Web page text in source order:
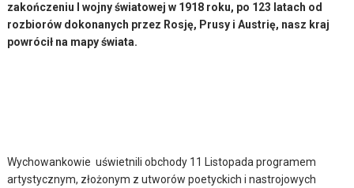
zakończeniu I wojny światowej w 1918 roku, po 123 latach od
rozbiorów dokonanych przez Rosję, Prusy i Austrię, nasz kraj
powrócił na mapy świata.
Wychowankowie uświetnili obchody 11 Listopada programem
artystycznym, złożonym z utworów poetyckich i nastrojowych